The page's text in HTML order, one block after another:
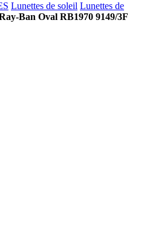
Lunettes de soleil Lunettes de
Ban Oval RB1970 9149/3F